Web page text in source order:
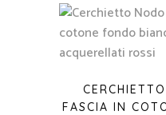
FASCIA IN